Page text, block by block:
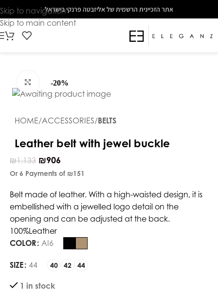
The
beginning
of
web
main
Skip to navigation
Skip to main content
אתר הזכיינית הרשמית של אליזבטה פרנקי בישראל
-20%
Click to enlarge
HOME ACCESSORIES BELTS
Leather belt with jewel buckle
₪1,133 ₪906
Or 6 Payments of ₪151
Belt made of leather. With a high-waisted design, it is
embellished with a jewelled logo detail on the
opening and can be adjusted at the back.
100%Leather
COLOR AI6
SIZE 44 40 42 44
1 in stock